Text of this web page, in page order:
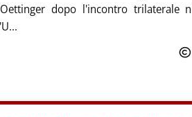
dopo l'incontro trilaterale